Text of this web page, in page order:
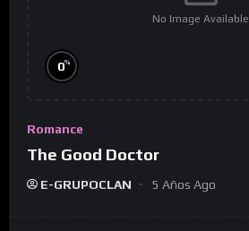
No Image Available
0%
Romance
The Good Doctor
E-GRUPOCLAN 5 Años Ago